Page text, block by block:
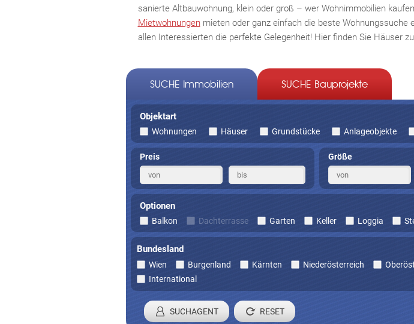
sanierte Altbauwohnung, klein oder groß – wer Wohnimmobilien
Mietwohnungenmieten oder ganz einfach die beste Wohnungssuche
allen Interessierten die perfekte Gelegenheit! Hier finden Sie Häuser
SUCHE Immobilien SUCHE Bauprojekte
Objektart
Wohnungen Häuser Grundstücke Anlageobjekte
Preis Größe
Optionen
Balkon Dachterrasse Garten Keller Loggia
Bundesland
Wien Burgenland Kärnten Niederösterreich
International
SUCHAGENT